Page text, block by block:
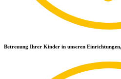
Betreuung Ihrer Kinder in unseren